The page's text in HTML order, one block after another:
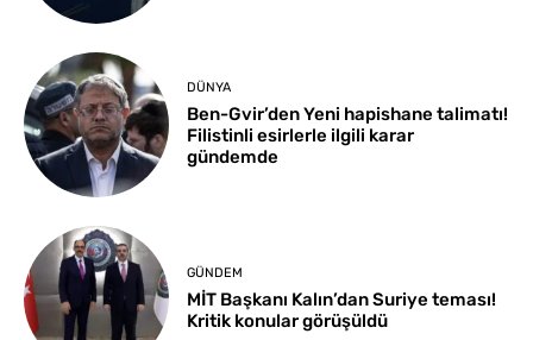
DÜNYA
Ben-Gvir’den Yeni hapishane talimatı!
Filistinli esirlerle ilgili karar
gündemde
GÜNDEM
MİT Başkanı Kalın’dan Suriye teması!
Kritik konular görüşüldü